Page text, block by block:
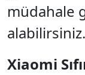
müdahale
alabilirsiniz.
Xiaomi